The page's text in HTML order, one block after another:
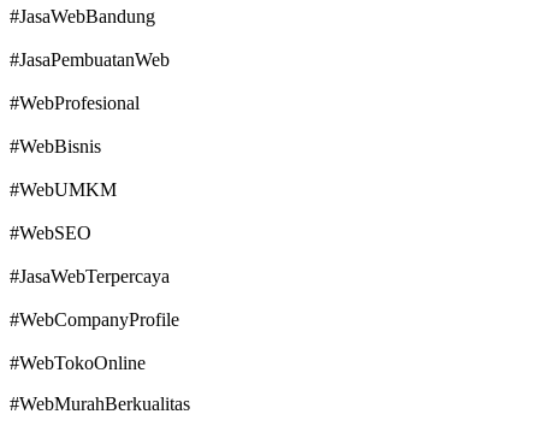
#JasaWebBandung
#JasaPembuatanWeb
#WebProfesional
#WebBisnis
#WebUMKM
#WebSEO
#JasaWebTerpercaya
#WebCompanyProfile
#WebTokoOnline
#WebMurahBerkualitas